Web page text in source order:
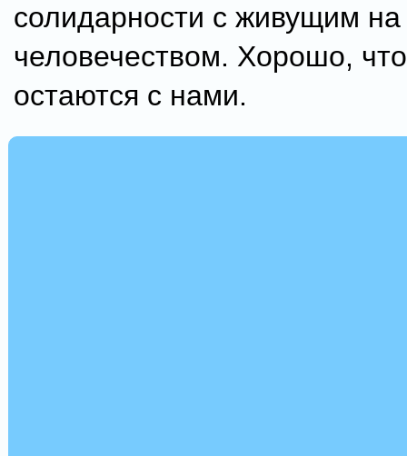
солидарности с живущим
человечеством. Хорошо,
остаются с нами.